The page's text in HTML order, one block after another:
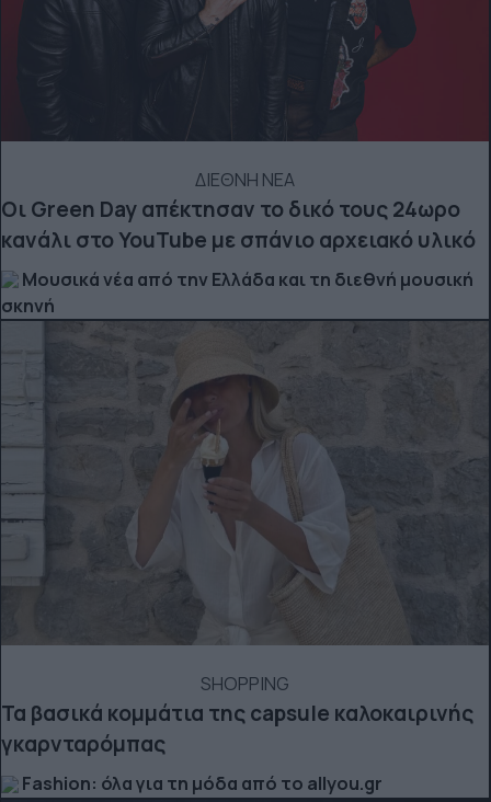
ΔΙΕΘΝΗ ΝΕΑ
Οι Green Day απέκτησαν το δικό τους 24ωρο
κανάλι στο YouTube με σπάνιο αρχειακό υλικό
Μουσικά νέα από την Ελλάδα και τη διεθνή μουσική
σκηνή
SHOPPING
Τα βασικά κομμάτια της capsule καλοκαιρινής
γκαρνταρόμπας
Fashion: όλα για τη μόδα από το allyou.gr